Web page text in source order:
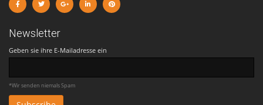
Newsletter
Geben sie ihre E-Mailadresse ein
*Wir senden niemals Spam